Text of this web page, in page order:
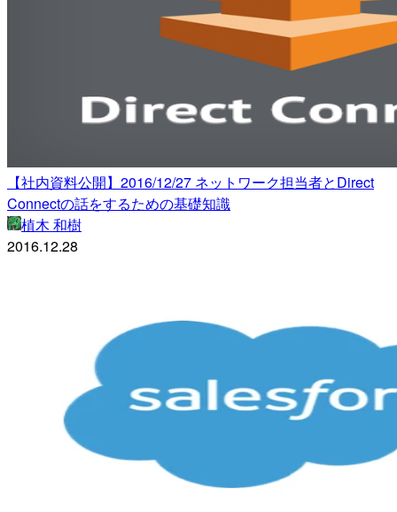
【社内資料公開】2016/12/27 ネットワーク担当者とDirect
Connectの話をするための基礎知識
植木 和樹
2016.12.28